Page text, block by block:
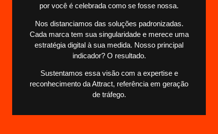
por você é celebrada como se fosse nossa.
Nos distanciamos das soluções padronizadas.
Cada marca tem sua singularidade e merece uma
estratégia digital à sua medida. Nosso principal
indicador? O resultado.
Sustentamos essa visão com a expertise e
reconhecimento da Attract, referência em geração
de tráfego.